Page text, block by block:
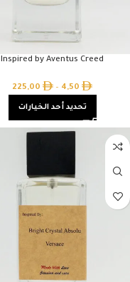
Inspired by Aventus Creed
4,50
–
225,00
تحديد أحد الخيارات